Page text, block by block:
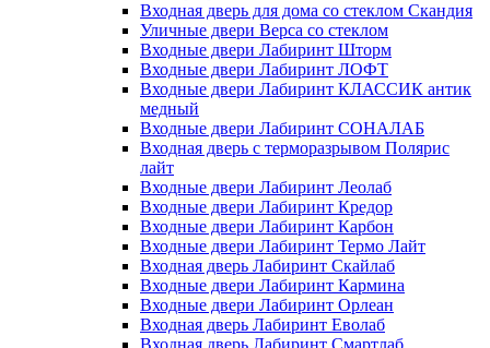
Входная дверь для дома со стеклом Скандия
Уличные двери Верса со стеклом
Входные двери Лабиринт Шторм
Входные двери Лабиринт ЛОФТ
Входные двери Лабиринт КЛАССИК антик
медный
Входные двери Лабиринт СОНАЛАБ
Входная дверь с терморазрывом Полярис
лайт
Входные двери Лабиринт Леолаб
Входные двери Лабиринт Кредор
Входные двери Лабиринт Карбон
Входные двери Лабиринт Термо Лайт
Входная дверь Лабиринт Скайлаб
Входные двери Лабиринт Кармина
Входные двери Лабиринт Орлеан
Входная дверь Лабиринт Еволаб
Входная дверь Лабиринт Смартлаб